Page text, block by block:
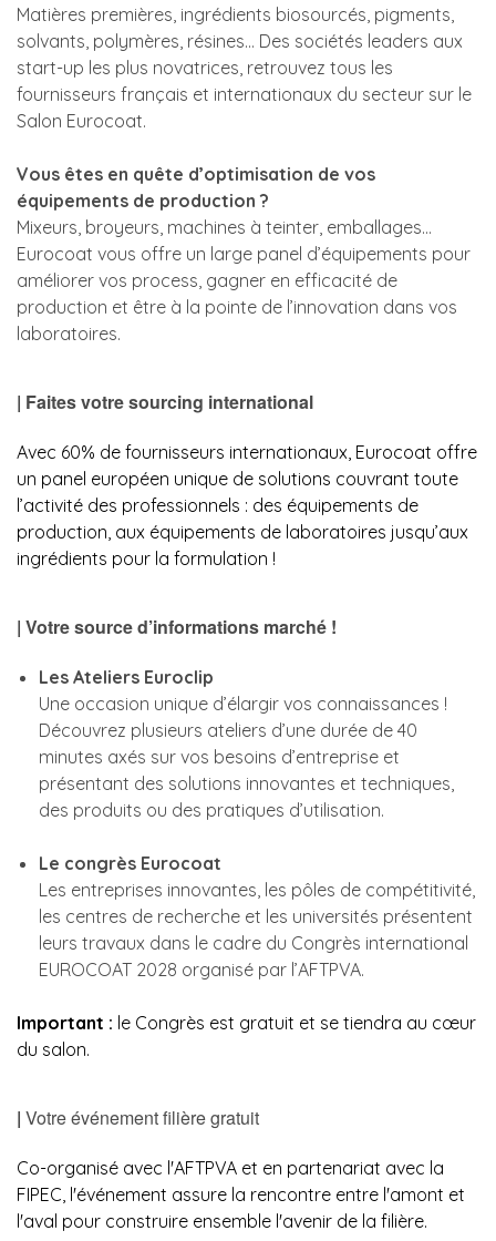
Matières premières, ingrédients biosourcés, pigments,
solvants, polymères, résines… Des sociétés leaders aux
start-up les plus novatrices, retrouvez tous les
fournisseurs français et internationaux du secteur sur le
Salon Eurocoat.
Vous êtes en quête d’optimisation de vos
équipements de production ?
Mixeurs, broyeurs, machines à teinter, emballages…
Eurocoat vous offre un large panel d’équipements pour
améliorer vos process, gagner en efficacité de
production et être à la pointe de l’innovation dans vos
laboratoires.
| Faites votre sourcing international
Avec 60% de fournisseurs internationaux, Eurocoat offre
un panel européen unique de solutions couvrant toute
l’activité des professionnels : des équipements de
production, aux équipements de laboratoires jusqu’aux
ingrédients pour la formulation !
| Votre source d’informations marché !
Les Ateliers Euroclip
Une occasion unique d’élargir vos connaissances !
Découvrez plusieurs ateliers d’une durée de 40
minutes axés sur vos besoins d’entreprise et
présentant des solutions innovantes et techniques,
des produits ou des pratiques d’utilisation.
Le congrès Eurocoat
Les entreprises innovantes, les pôles de compétitivité,
les centres de recherche et les universités présentent
leurs travaux dans le cadre du Congrès international
EUROCOAT 2028 organisé par l’AFTPVA.
Important : le Congrès est gratuit et se tiendra au cœur
du salon.
| Votre événement filière gratuit
Co-organisé avec l'AFTPVA et en partenariat avec la
FIPEC, l'événement assure la rencontre entre l'amont et
l'aval pour construire ensemble l'avenir de la filière.